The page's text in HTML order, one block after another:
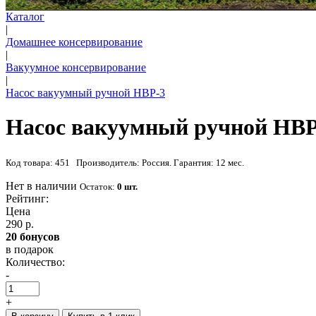
Каталог
|
Домашнее консервирование
|
Вакуумное консервирование
|
Насос вакуумный ручной НВР-3
Насос вакуумный ручной
Код товара: 451 Производитель: Россия. Гарантия: 12 мес.
Нет в наличии Остаток: 0 шт.
Рейтинг:
Цена
290 р.
20 бонусов
в подарок
Количество:
-
+